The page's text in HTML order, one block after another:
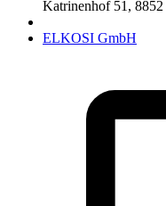
Katrinenhof 51 , 8852
ELKOSI GmbH